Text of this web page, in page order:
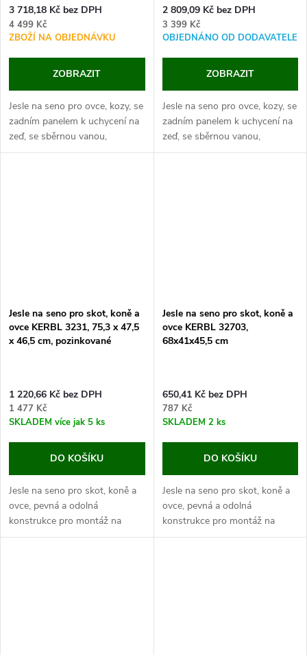
3 718,18 Kč bez DPH
4 499 Kč
ZBOŽÍ NA OBJEDNÁVKU
ZOBRAZIT
Jesle na seno pro ovce, kozy, se
zadním panelem k uchycení na
zeď, se sběrnou vanou,
pozinkovaný plech, rozměry
2 809,09 Kč bez DPH
3 399 Kč
OBJEDNÁNO OD DODAVATELE
ZOBRAZIT
Jesle na seno pro ovce, kozy, se
zadním panelem k uchycení na
zeď, se sběrnou vanou,
pozinkovaný plech, rozměry
Jesle na seno pro skot, koně a
ovce KERBL 3231, 75,3 x 47,5
x 46,5 cm, pozinkované
1 220,66 Kč bez DPH
1 477 Kč
SKLADEM více jak 5 ks
DO KOŠÍKU
Jesle na seno pro skot, koně a
ovce, pevná a odolná
konstrukce pro montáž na
stěnu, pozinkované, rozměry
Jesle na seno pro skot, koně a
ovce KERBL 32703,
68x41x45,5 cm
650,41 Kč bez DPH
787 Kč
SKLADEM 2 ks
DO KOŠÍKU
Jesle na seno pro skot, koně a
ovce, pevná a odolná
konstrukce pro montáž na
stěnu, pozinkované, rozměry